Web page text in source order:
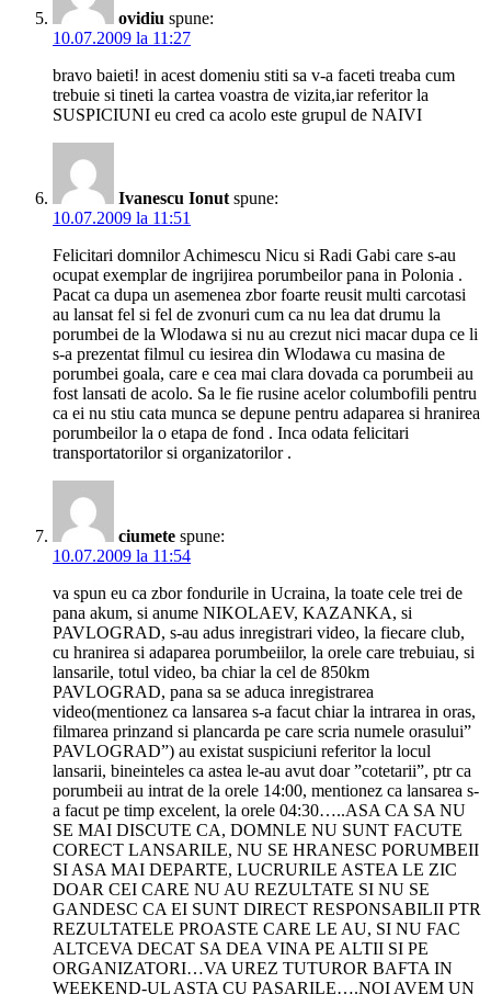
ovidiu spune:
10.07.2009 la 11:27
bravo baieti! in acest domeniu stiti sa v-a faceti treaba cum
trebuie si tineti la cartea voastra de vizita,iar referitor la
SUSPICIUNI eu cred ca acolo este grupul de NAIVI
Ivanescu Ionut spune:
10.07.2009 la 11:51
Felicitari domnilor Achimescu Nicu si Radi Gabi care s-au
ocupat exemplar de ingrijirea porumbeilor pana in Polonia .
Pacat ca dupa un asemenea zbor foarte reusit multi carcotasi
au lansat fel si fel de zvonuri cum ca nu lea dat drumu la
porumbei de la Wlodawa si nu au crezut nici macar dupa ce li
s-a prezentat filmul cu iesirea din Wlodawa cu masina de
porumbei goala, care e cea mai clara dovada ca porumbeii au
fost lansati de acolo. Sa le fie rusine acelor columbofili pentru
ca ei nu stiu cata munca se depune pentru adaparea si hranirea
porumbeilor la o etapa de fond . Inca odata felicitari
transportatorilor si organizatorilor .
ciumete spune:
10.07.2009 la 11:54
va spun eu ca zbor fondurile in Ucraina, la toate cele trei de
pana akum, si anume NIKOLAEV, KAZANKA, si
PAVLOGRAD, s-au adus inregistrari video, la fiecare club,
cu hranirea si adaparea porumbeiilor, la orele care trebuiau, si
lansarile, totul video, ba chiar la cel de 850km
PAVLOGRAD, pana sa se aduca inregistrarea
video(mentionez ca lansarea s-a facut chiar la intrarea in oras,
filmarea prinzand si plancarda pe care scria numele orasului”
PAVLOGRAD”) au existat suspiciuni referitor la locul
lansarii, bineinteles ca astea le-au avut doar ”cotetarii”, ptr ca
porumbeii au intrat de la orele 14:00, mentionez ca lansarea s-
a facut pe timp excelent, la orele 04:30…..ASA CA SA NU
SE MAI DISCUTE CA, DOMNLE NU SUNT FACUTE
CORECT LANSARILE, NU SE HRANESC PORUMBEII
SI ASA MAI DEPARTE, LUCRURILE ASTEA LE ZIC
DOAR CEI CARE NU AU REZULTATE SI NU SE
GANDESC CA EI SUNT DIRECT RESPONSABILII PTR
REZULTATELE PROASTE CARE LE AU, SI NU FAC
ALTCEVA DECAT SA DEA VINA PE ALTII SI PE
ORGANIZATORI…VA UREZ TUTUROR BAFTA IN
WEEKEND-UL ASTA CU PASARILE….NOI AVEM UN